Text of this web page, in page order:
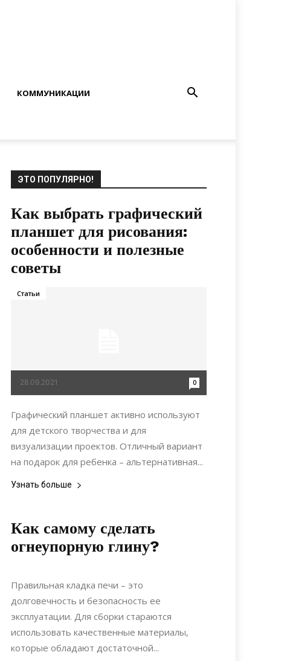
КОММУНИКАЦИИ
ЭТО ПОПУЛЯРНО!
Как выбрать графический
планшет для рисования:
особенности и полезные
советы
28.09.2021 0
Статьи
Графический планшет активно используют
для детского творчества и для
визуализации проектов. Отличный вариант
на подарок для ребенка – альтернативная...
Узнать больше
Как самому сделать
огнеупорную глину?
15.02.2022
Правильная кладка печи – это
долговечность и безопасность ее
эксплуатации. Для сборки стараются
использовать качественные материалы,
которые обладают достаточной...